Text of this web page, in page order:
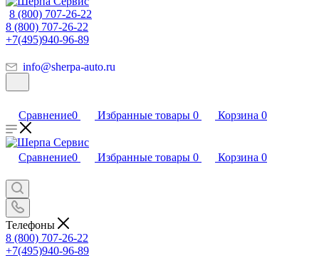
8 (800) 707-26-22
8 (800) 707-26-22
+7(495)940-96-89
info@sherpa-auto.ru
Сравнение0 Избранные товары 0 Корзина 0
Сравнение0 Избранные товары 0 Корзина 0
Телефоны
8 (800) 707-26-22
+7(495)940-96-89